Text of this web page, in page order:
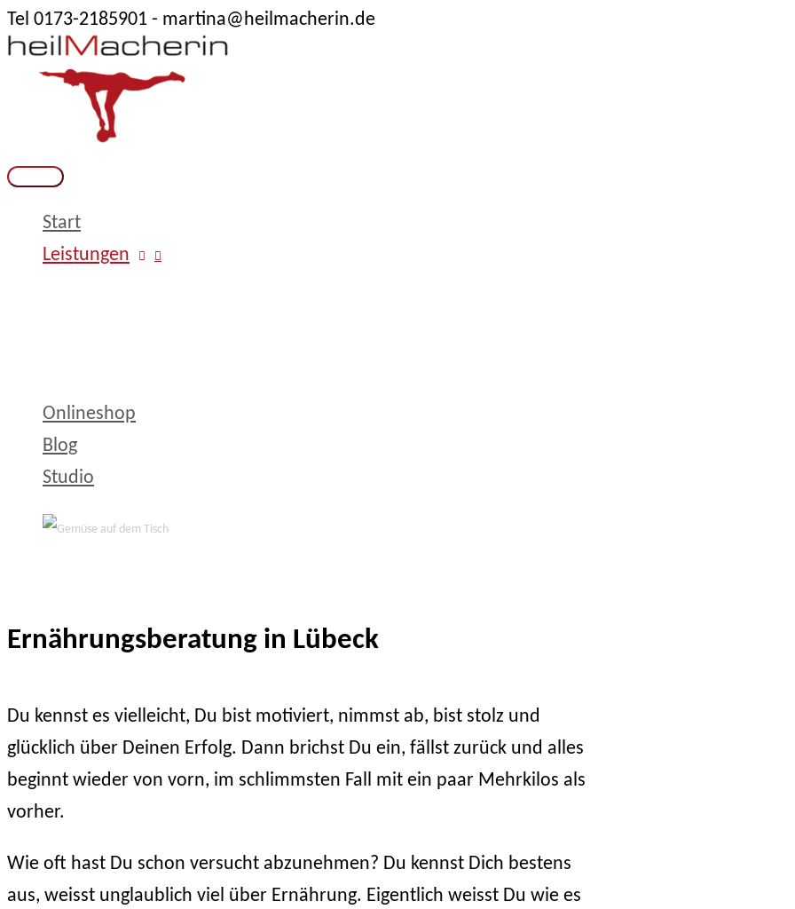
Zum
Inhalt
springen
Tel 0173-2185901 - martina@heilmacherin.de
Hauptmenü
Start
Leistungen
Onlineshop
Blog
Studio
Ernährungsberatung in Lübeck
Du kennst es vielleicht, Du bist motiviert, nimmst ab, bist stolz und
glücklich über Deinen Erfolg. Dann brichst Du ein, fällst zurück und alles
beginnt wieder von vorn, im schlimmsten Fall mit ein paar Mehrkilos als
vorher.
Wie oft hast Du schon versucht abzunehmen? Du kennst Dich bestens
aus, weisst unglaublich viel über Ernährung. Eigentlich weisst Du wie es